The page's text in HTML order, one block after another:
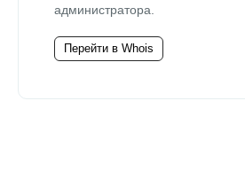
администратора.
Перейти в Whois